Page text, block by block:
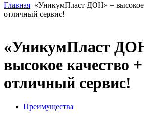
Главная «УникумПласт ДОН» = высокое
отличный сервис!
«УникумПласт
высокое качество +
отличный сервис!
Преимущества